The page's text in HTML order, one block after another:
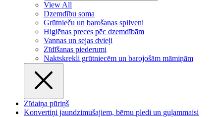
View All
Dzemdību soma
Grūtnieču un barošanas spilveni
Higiēnas preces pēc dzemdībām
Vannas un sejas dvieļi
Zīdīšanas piederumi
Naktskrekli grūtniecēm un barojošām māmiņām
Zīdaiņa pūriņš
Konvertiņi jaundzimušajiem, bērnu pledi un guļammaisi